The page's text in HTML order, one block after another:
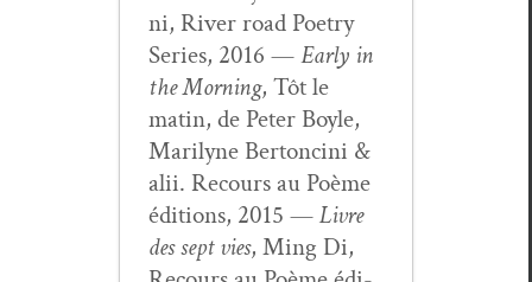
ni, Riv­er road Poet­ry
Series, 2016 —Ear­ly in
the Morn­ing, Tôt le
matin, de Peter Boyle,
Mar­i­lyne Bertonci­ni &
alii. Recours au Poème
édi­tions, 2015 —Livre
des sept vies, Ming Di,